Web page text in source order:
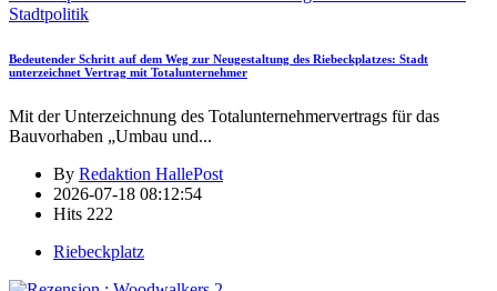
Stadtpolitik
Bedeutender Schritt auf dem Weg zur Neugestaltung des Riebeckplatzes: Stadt
unterzeichnet Vertrag mit Totalunternehmer
Mit der Unterzeichnung des Totalunternehmervertrags für das
Bauvorhaben „Umbau und...
By Redaktion HallePost
2026-07-18 08:12:54
Hits 222
Riebeckplatz